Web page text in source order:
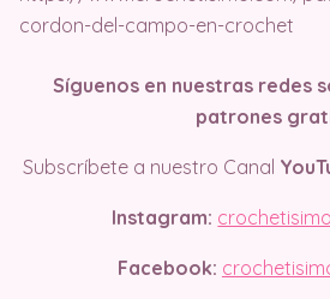
cordon-del-campo-en-crochet
Síguenos en nuestras redes
patrones
Subscríbete a nuestro Canal
Instagram:
Facebook: